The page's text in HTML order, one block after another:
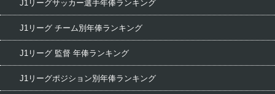
J1リーグサッカー選手年俸ランキング
J1リーグ チーム別年俸ランキング
J1リーグ 監督 年俸ランキング
J1リーグポジション別年俸ランキング